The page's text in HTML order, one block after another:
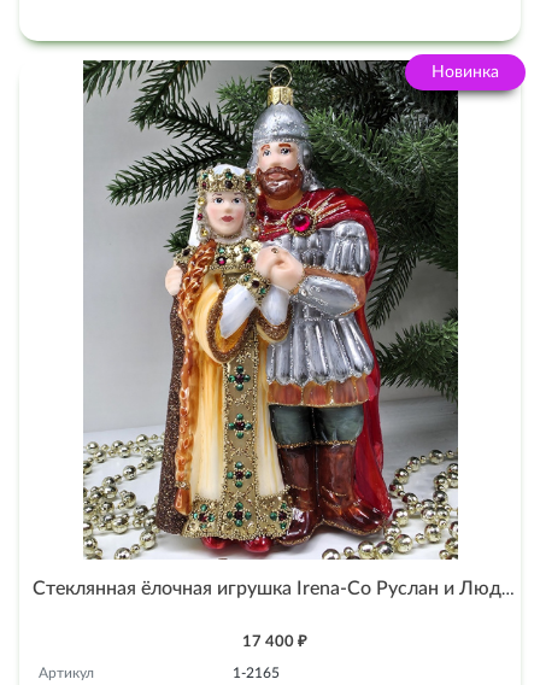
Новинка
Стеклянная ёлочная игрушка Irena-Co Руслан и Людмила
17 400 ₽
Артикул 1-2165